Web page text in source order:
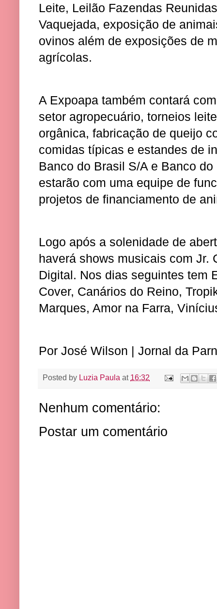
Leite, Leilão Fazendas
Vaquejada, exposição de
ovinos além de exposições de
agrícolas.
A Expoapa também contará
setor agropecuário, torneios
orgânica, fabricação de queijo
comidas típicas e estandes de
Banco do Brasil S/A e Banco
estarão com uma equipe de
projetos de financiamento de
Logo após a solenidade de
haverá shows musicais com Jr.
Digital. Nos dias seguintes tem
Cover, Canários do Reino,
Marques, Amor na Farra,
Por José Wilson | Jornal da
Posted by Luzia Paula at 16:32
Nenhum comentário:
Postar um comentário